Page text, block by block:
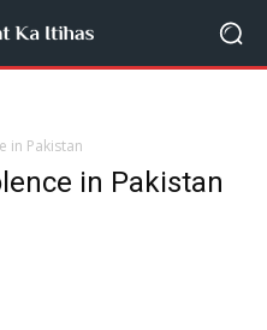
in Pakistan
in Pakistan